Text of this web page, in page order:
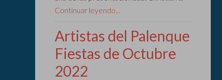
Continuar leyendo...
Artistas del Palenque
Fiestas de Octubre
2022